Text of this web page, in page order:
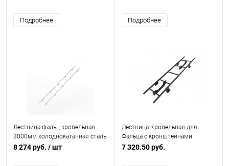
коричневый)
Подробнее Подробнее
Лестница фальц кровельная
3000мм холоднокатанная сталь
с порошковым покрытием RAL
8 274 руб. / шт
Лестница Кровельная для
Фальца с кронштейнами
Длина-3000мм
7 320.50 руб.